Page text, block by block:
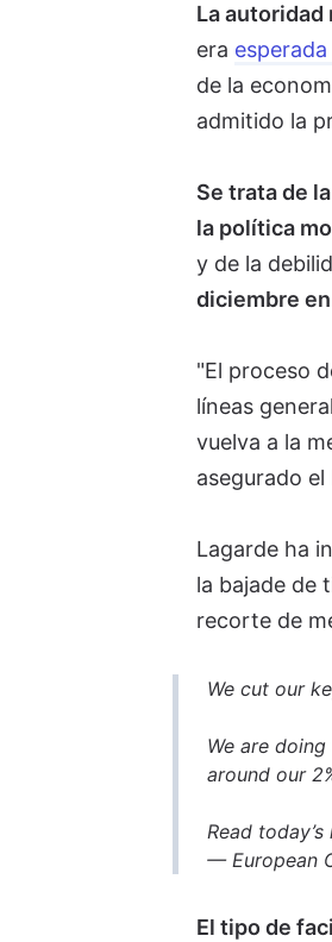
La
era
de la
admitido la
Se trata de
la política
y de la
diciembre
"El proceso
líneas
vuelva a la
asegurado
Lagarde ha
la bajade de
recorte de
We cut our
We are
around our
Read
— European
El tipo de